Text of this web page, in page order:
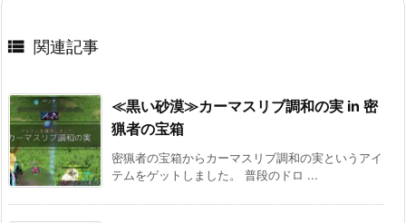
 関連記事
≪黒い砂漠≫カーマスリブ調和の実 in 密
猟者の宝箱
密猟者の宝箱からカーマスリブ調和の実というアイ
テムをゲットしました。 普段のドロ ...